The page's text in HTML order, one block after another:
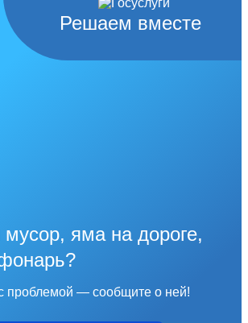
Решаем вместе
яма на дороге,
проблемой — сообщите о ней!